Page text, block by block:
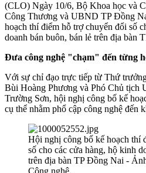
(CLO) Ngày 10/6, Bộ Khoa học và
Công Thương và UBND TP Đồng
hoạch thí điểm hỗ trợ chuyển đổi số
doanh bán buôn, bán lẻ trên địa bàn
Đưa công nghệ "chạm" đến từng
Với sự chỉ đạo trực tiếp từ Thứ
Bùi Hoàng Phương và Phó Chủ
Trường Sơn, hội nghị công bố kế
cụ thể nhằm phổ cập công nghệ đến
Hội nghị công bố kế hoạch thí
số cho các cửa hàng, hộ kinh
trên địa bàn TP Đồng Nai -